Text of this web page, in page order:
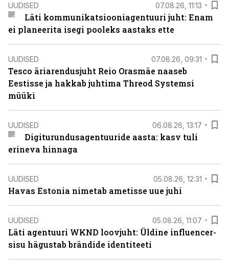
UUDISED 07.08.26, 11:13
Läti kommunikatsiooniagentuuri juht: Enam
ei planeerita isegi pooleks aastaks ette
UUDISED 07.08.26, 09:31
Tesco äriarendusjuht Reio Orasmäe naaseb
Eestisse ja hakkab juhtima Threod Systemsi
müüki
UUDISED 06.08.26, 13:17
Digiturundusagentuuride aasta: kasv tuli
erineva hinnaga
UUDISED 05.08.26, 12:31
Havas Estonia nimetab ametisse uue juhi
UUDISED 05.08.26, 11:07
Läti agentuuri WKND loovjuht: Üldine influencer-
sisu hägustab brändide identiteeti